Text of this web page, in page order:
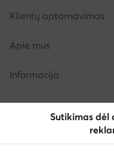
Klientų aptarnavimas
Apie mus
Informacija
Sutikimas dėl